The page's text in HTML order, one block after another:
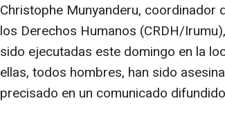
Christophe Munyanderu, coordinador
los Derechos Humanos (CRDH/
sido ejecutadas este domingo en la
ellas, todos hombres, han sido
precisado en un comunicado